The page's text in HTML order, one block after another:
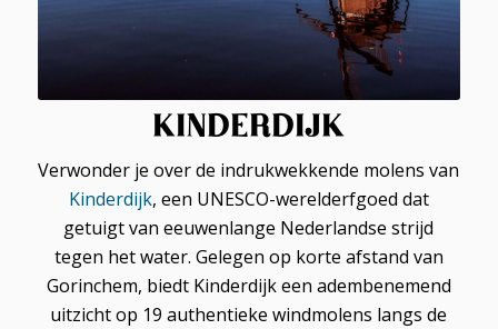
KINDERDIJK
Verwonder je over de indrukwekkende molens van
Kinderdijk, een UNESCO-werelderfgoed dat
getuigt van eeuwenlange Nederlandse strijd
tegen het water. Gelegen op korte afstand van
Gorinchem, biedt Kinderdijk een adembenemend
uitzicht op 19 authentieke windmolens langs de